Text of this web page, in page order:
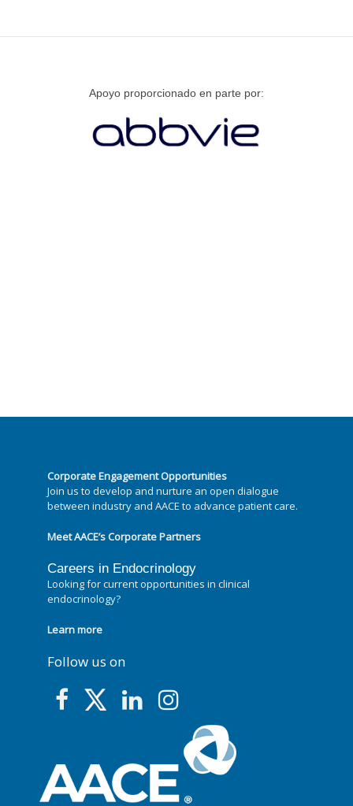
Apoyo proporcionado en parte por:
Corporate Engagement Opportunities
Join us to develop and nurture an open dialogue
between industry and AACE to advance patient care.
Meet AACE’s Corporate Partners
Careers in Endocrinology
Looking for current opportunities in clinical
endocrinology?
Learn more
Follow us on